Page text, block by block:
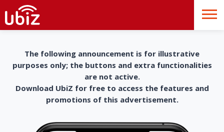
The following announcement is for illustrative
purposes only; the buttons and extra functionalities
are not active.
Download UbiZ for free to access the features and
promotions of this advertisement.